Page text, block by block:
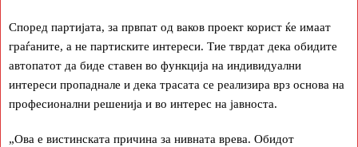
Според партијата, за првпат од ваков проект корист ќе имаат
граѓаните, а не партиските интереси. Тие тврдат дека обидите
автопатот да биде ставен во функција на индивидуални
интереси пропаднале и дека трасата се реализира врз основа на
професионални решенија и во интерес на јавноста.
„Ова е вистинската причина за нивната врева. Обидот